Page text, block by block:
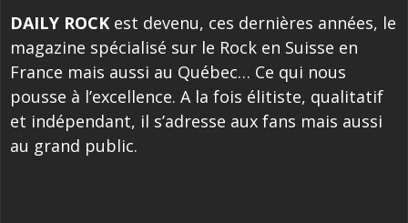
DAILY ROCK est devenu, ces dernières années, le
magazine spécialisé sur le Rock en Suisse en
France mais aussi au Québec… Ce qui nous
pousse à l’excellence. A la fois élitiste, qualitatif
et indépendant, il s’adresse aux fans mais aussi
au grand public.